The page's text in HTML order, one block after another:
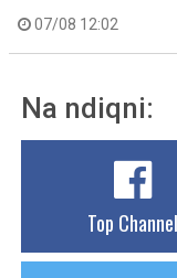
07/08 12:02
Na ndiqni:
Top Channel